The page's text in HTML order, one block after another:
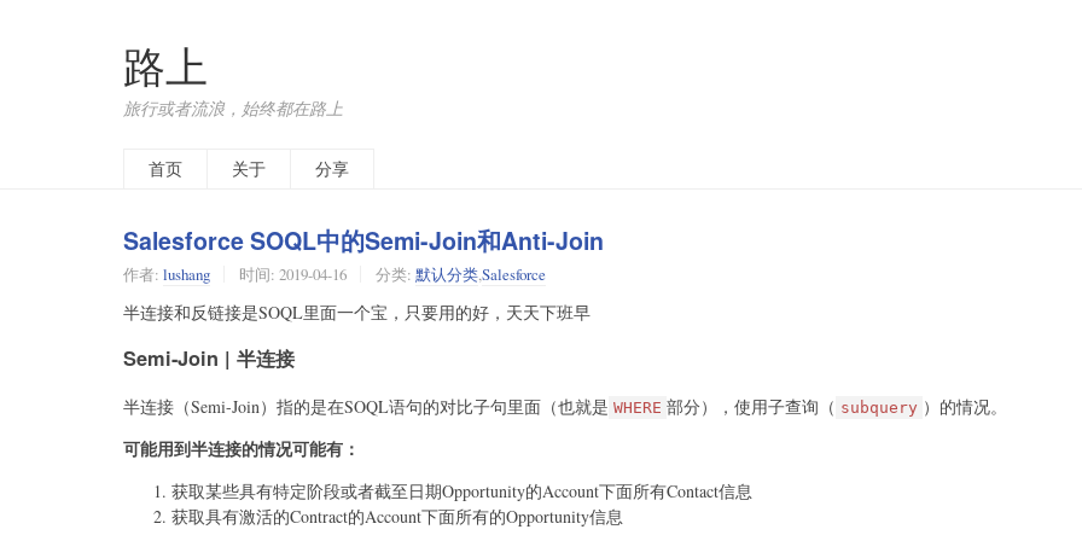
路上
旅行或者流浪，始终都在路上
首页 关于 分享
Salesforce SOQL中的Semi-Join和Anti-Join
作者: lushang 时间: 2019-04-16 分类: 默认分类,Salesforce
半连接和反链接是SOQL里面一个宝，只要用的好，天天下班早
Semi-Join | 半连接
半连接（Semi-Join）指的是在SOQL语句的对比子句里面（也就是 WHERE 部分），使用子查询（ subquery ）的情况。
可能用到半连接的情况可能有：
获取某些具有特定阶段或者截至日期Opportunity的Account下面所有Contact信息
获取具有激活的Contract的Account下面所有的Opportunity信息